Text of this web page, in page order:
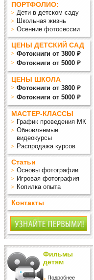
ПОРТФОЛИО:
Дети в детском саду
Школьная жизнь
Осенние фотосессии
ЦЕНЫ ДЕТСКИЙ САД
Фотокниги от 3800 ₽
Фотокниги от 5000 ₽
ЦЕНЫ ШКОЛА
Фотокниги от 3800 ₽
Фотокниги от 5000 ₽
МАСТЕР-КЛАССЫ
График проведения МК
Обновляемые
видеокурсы
Распродажа курсов
Статьи
Основы фотографии
Игровая фотография
Копилка опыта
Контакты
Фильмы
детям
Подробнее